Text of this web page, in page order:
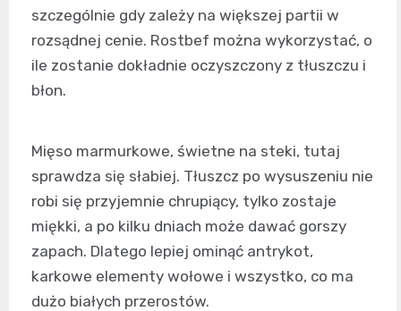
szczególnie gdy zależy na większej partii w
rozsądnej cenie. Rostbef można wykorzystać, o
ile zostanie dokładnie oczyszczony z tłuszczu i
błon.
Mięso marmurkowe, świetne na steki, tutaj
sprawdza się słabiej. Tłuszcz po wysuszeniu nie
robi się przyjemnie chrupiący, tylko zostaje
miękki, a po kilku dniach może dawać gorszy
zapach. Dlatego lepiej ominąć antrykot,
karkowe elementy wołowe i wszystko, co ma
dużo białych przerostów.